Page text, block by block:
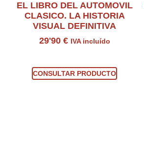
EL LIBRO DEL AUTOMOVIL
CLASICO. LA HISTORIA
VISUAL DEFINITIVA
29'90 € IVA incluído
CONSULTAR PRODUCTO